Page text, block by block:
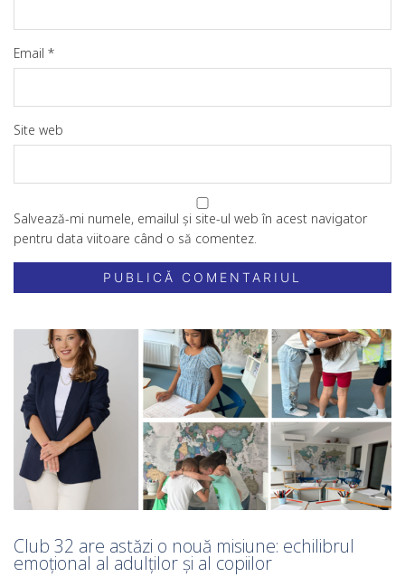
Email *
Site web
Salvează-mi numele, emailul și site-ul web în acest navigator
pentru data viitoare când o să comentez.
Club 32 are astăzi o nouă misiune: echilibrul
emoțional al adulților și al copiilor